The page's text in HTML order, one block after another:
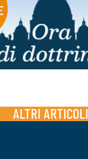
ALTRI ARTICOLI